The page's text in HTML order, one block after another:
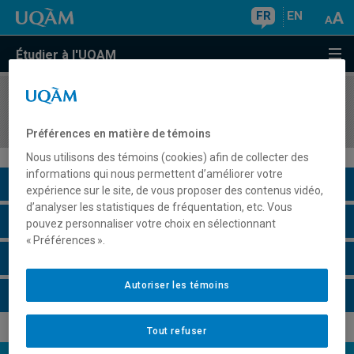
FR EN
Étudier à l'UQAM
COURS//
Description du cours
Horaire - Été 2026
Préférences en matière de témoins
Nous utilisons des témoins (cookies) afin de collecter des
informations qui nous permettent d’améliorer votre
expérience sur le site, de vous proposer des contenus vidéo,
d’analyser les statistiques de fréquentation, etc. Vous
pouvez personnaliser votre choix en sélectionnant
« Préférences ».
Tout refuser
Autoriser les témoins